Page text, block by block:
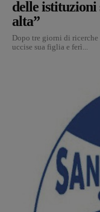
delle istituzioni
alta”
Dopo tre giorni di
uccise sua figlia e ferì...